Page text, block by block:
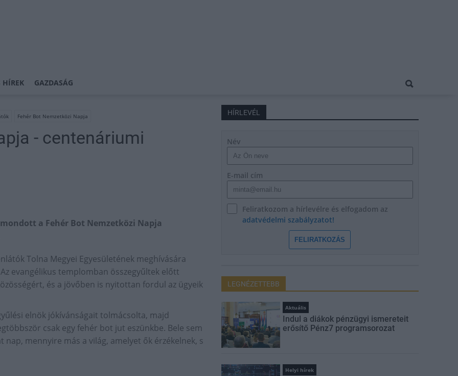
HÍREK GAZDASÁG
Fehér Bot Nemzetközi Napja
- centenáriumi
a Fehér Bot Nemzetközi Napja
Tolna Megyei Egyesületének meghívására
evangélikus templomban összegyűltek előtt
és a jövőben is nyitottan fordul az ügyeik
elnök jókívánságait tolmácsolta, majd
csak egy fehér bot jut eszünkbe. Bele sem
mennyire más a világ, amelyet ők érzékelnek, s
HÍRLEVÉL
Név
E-mail cím
Feliratkozom a hírlevélre és elfogadom az
adatvédelmi szabályzatot!
FELIRATKOZÁS
LEGNÉZETTEBB
Aktuális
Indul a diákok pénzügyi ismereteit
erősítő Pénz7 programsorozat
Helyi hírek